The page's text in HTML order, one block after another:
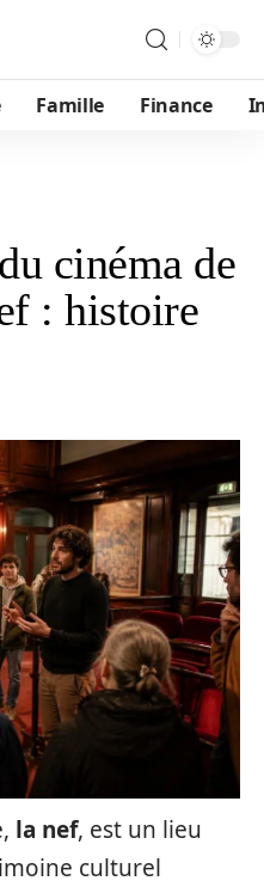
Famille Finance
cinéma de
: histoire
la nef, est un lieu
culturel